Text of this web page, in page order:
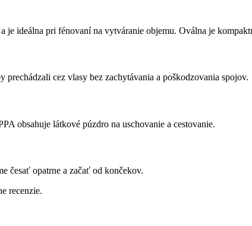
je ideálna pri fénovaní na vytváranie objemu. Oválna je
prechádzali cez vlasy bez zachytávania a poškodzovania spojov.
obsahuje látkové púzdro na uschovanie a cestovanie.
česať opatrne a začať od končekov.
recenzie.